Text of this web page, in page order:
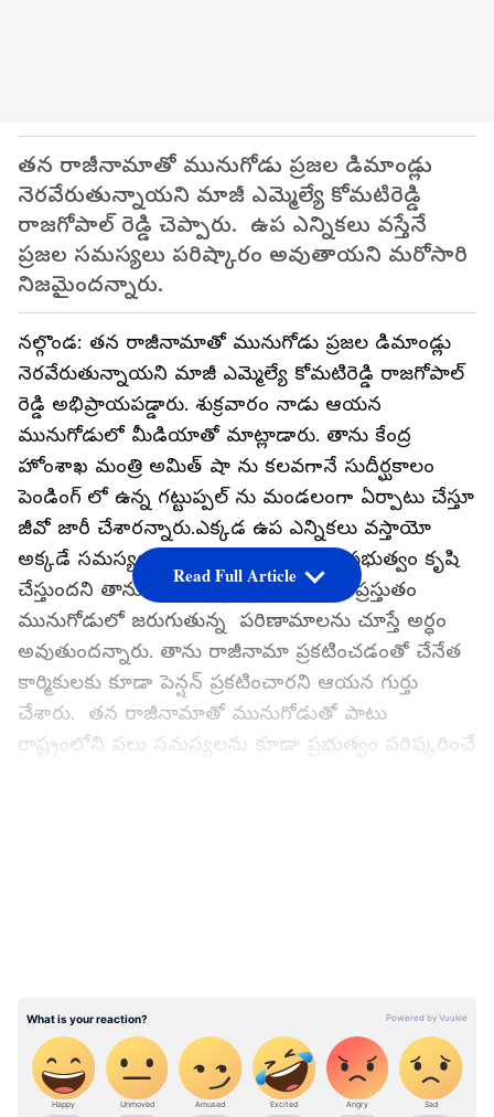
తన రాజీనామాతో మునుగోడు ప్రజల డిమాండ్లు
నెరవేరుతున్నాయని మాజీ ఎమ్మెల్యే కోమటిరెడ్డి
రాజగోపాల్ రెడ్డి చెప్పారు. ఉప ఎన్నికలు వస్తేనే
ప్రజల సమస్యలు పరిష్కారం అవుతాయని మరోసారి
నిజమైందన్నారు.
నల్గొండ: తన రాజీనామాతో మునుగోడు ప్రజల డిమాండ్లు
నెరవేరుతున్నాయని మాజీ ఎమ్మెల్యే కోమటిరెడ్డి రాజగోపాల్
రెడ్డి అభిప్రాయపడ్డారు. శుక్రవారం నాడు ఆయన
మునుగోడులో మీడియాతో మాట్లాడారు. తాను కేంద్ర
హోంశాఖ మంత్రి అమిత్ షా ను కలవగానే సుదీర్ఘకాలం
పెండింగ్ లో ఉన్న గట్టుప్పల్ ను మండలంగా ఏర్పాటు చేస్తూ
జీవో జారీ చేశారన్నారు.ఎక్కడ ఉప ఎన్నికలు వస్తాయో
అక్కడే సమస్యల పరిష్కారం కోసం రాష్ట్ర ప్రభుత్వం కృషి
చేస్తుందని తాను చేసిన వ్యాఖ్యలు నిజమని ప్రస్తుతం
మునుగోడులో జరుగుతున్న పరిణామాలను చూస్తే అర్ధం
అవుతుందన్నారు. తాను రాజీనామా ప్రకటించడంతో చేనేత
కార్మికులకు కూడా పెన్షన్ ప్రకటించారని ఆయన గుర్తు
చేశారు. తన రాజీనామాతో మునుగోడుతో పాటు
రాష్ట్రంలోని పలు సమస్యలను కూడా ప్రభుత్వం పరిష్కరించే
ప్రస్తావించిన విషయాన్ని గుర్తు చేశారు. తాను రాజీనామా
సమర్పించగానే నియోజకవర్గం మొత్తం రోడ్ల పనులు
ప్రారంభమైన విషయాన్ని రాజగోపాల్ రెడ్డి
ప్రస్తావించారు.మూడున్నర ఏళ్లుగా ఎన్ని నిిధులు ఇచ్చారో ఈ
Read Full Article